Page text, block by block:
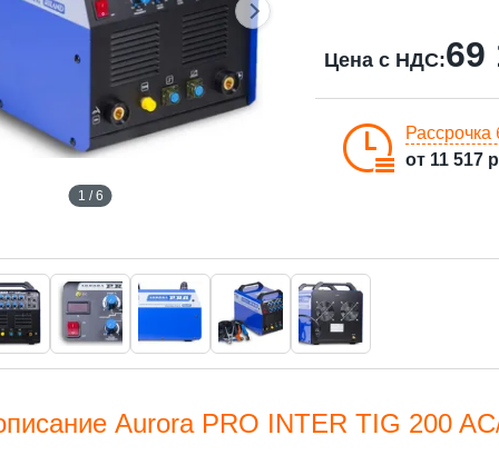
1 / 6
Цена с НДС:69
Рассрочка
от 11 517
Aurora PRO INTER TIG 200